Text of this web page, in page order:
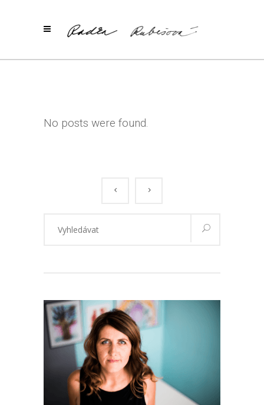
No posts were found.